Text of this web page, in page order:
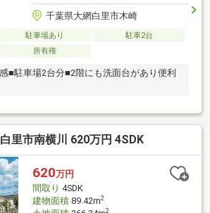
千葉県大網白里市木崎
駐車場あり
駐車2台
所有権
■駐車場2台分■2階にも洗面台があり便利
里市南横川 620万円 4SDK
620万円
間取り 4SDK
建物面積89.42m2
2